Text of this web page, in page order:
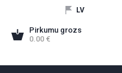
LV
Pirkumu grozs
0.00